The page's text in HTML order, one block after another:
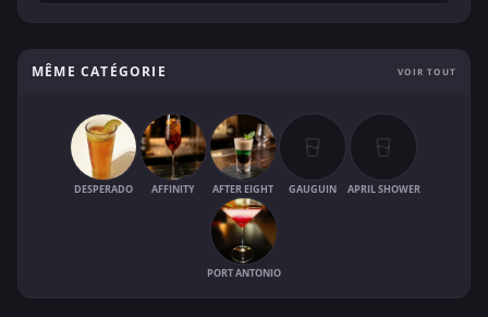
MÊME CATÉGORIE VOIR TOUT
DESPERADO AFFINITY AFTER EIGHT GAUGUIN APRIL SHOWER
PORT ANTONIO